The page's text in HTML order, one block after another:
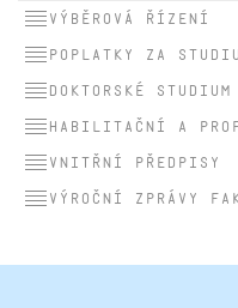
Výběrová řízení
Poplatky za
Doktorské studium
Habilitační a
Vnitřní předpisy
Výroční zprávy